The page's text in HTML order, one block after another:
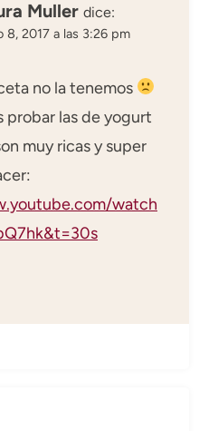
Muller dice:
8, 2017 a las 3:26 pm
no la tenemos
probar las de yogurt
muy ricas y super
watch